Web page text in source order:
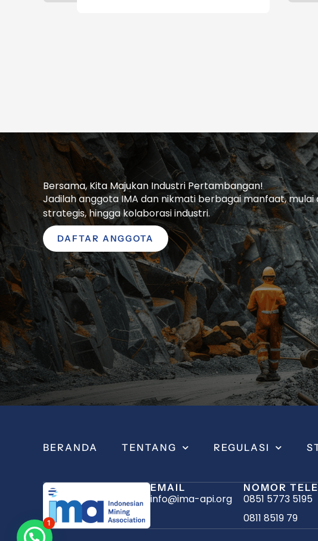
Bersama, Kita Majukan Industri Pertambangan!
Jadilah anggota IMA dan nikmati berbagai manfaat, mulai
strategis, hingga kolaborasi industri.
DAFTAR ANGGOTA
BERANDA TENTANG REGULASI
EMAIL
info@ima-api.org
NOMOR
0851 5773 5195
0811 8519 79
1